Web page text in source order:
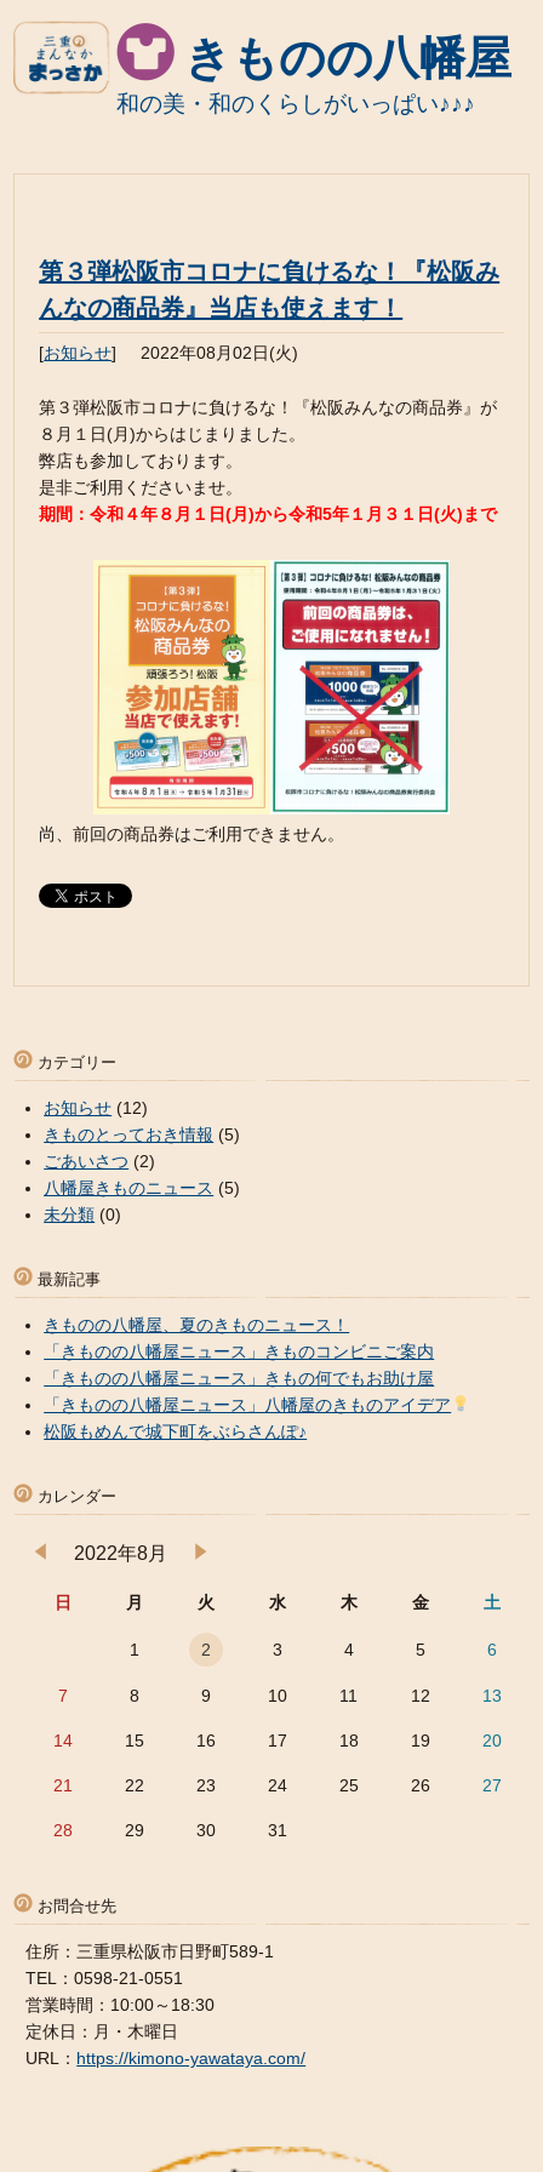
きものの八幡屋
和の美・和のくらしがいっぱい♪♪♪
第３弾松阪市コロナに負けるな！『松阪み
んなの商品券』当店も使えます！
[お知らせ] 2022年08月02日(火)
第３弾松阪市コロナに負けるな！『松阪みんなの商品券』が
８月１日(月)からはじまりました。
弊店も参加しております。
是非ご利用くださいませ。
期間：令和４年８月１日(月)から令和5年１月３１日(火)まで
尚、前回の商品券はご利用できません。
カテゴリー
お知らせ (12)
きものとっておき情報 (5)
ごあいさつ (2)
八幡屋きものニュース (5)
未分類 (0)
最新記事
きものの八幡屋、夏のきものニュース！
「きものの八幡屋ニュース」きものコンビニご案内
「きものの八幡屋ニュース」きもの何でもお助け屋
「きものの八幡屋ニュース」八幡屋のきものアイデア
松阪もめんで城下町をぶらさんぽ♪
カレンダー
2022年8月
日 月 火 水 木 金 土
1 2 3 4 5 6
7 8 9 10 11 12 13
14 15 16 17 18 19 20
21 22 23 24 25 26 27
28 29 30 31
お問合せ先
住所：三重県松阪市日野町589-1
TEL：0598-21-0551
営業時間：10:00～18:30
定休日：月・木曜日
URL： https://kimono-yawataya.com/